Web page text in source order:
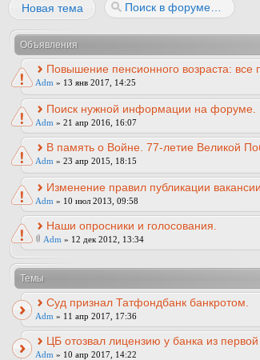
Новая тема
Объявления
Повышение пенсионного возраста: все
Adm » 13 янв 2017, 14:25
Поиск нужной информации на форуме.
Adm » 21 апр 2016, 16:07
В память о Войне. 77-летие Великой
Adm » 23 апр 2015, 18:15
Изменение правил публикации
Adm » 10 июл 2013, 09:58
Наши опросники и голосования.
Adm » 12 дек 2012, 13:34
Темы
Суд признал Татфондбанк банкротом.
Adm » 11 апр 2017, 17:36
ЦБ отозвал лицензию у банка из первой
Adm » 10 апр 2017, 14:22